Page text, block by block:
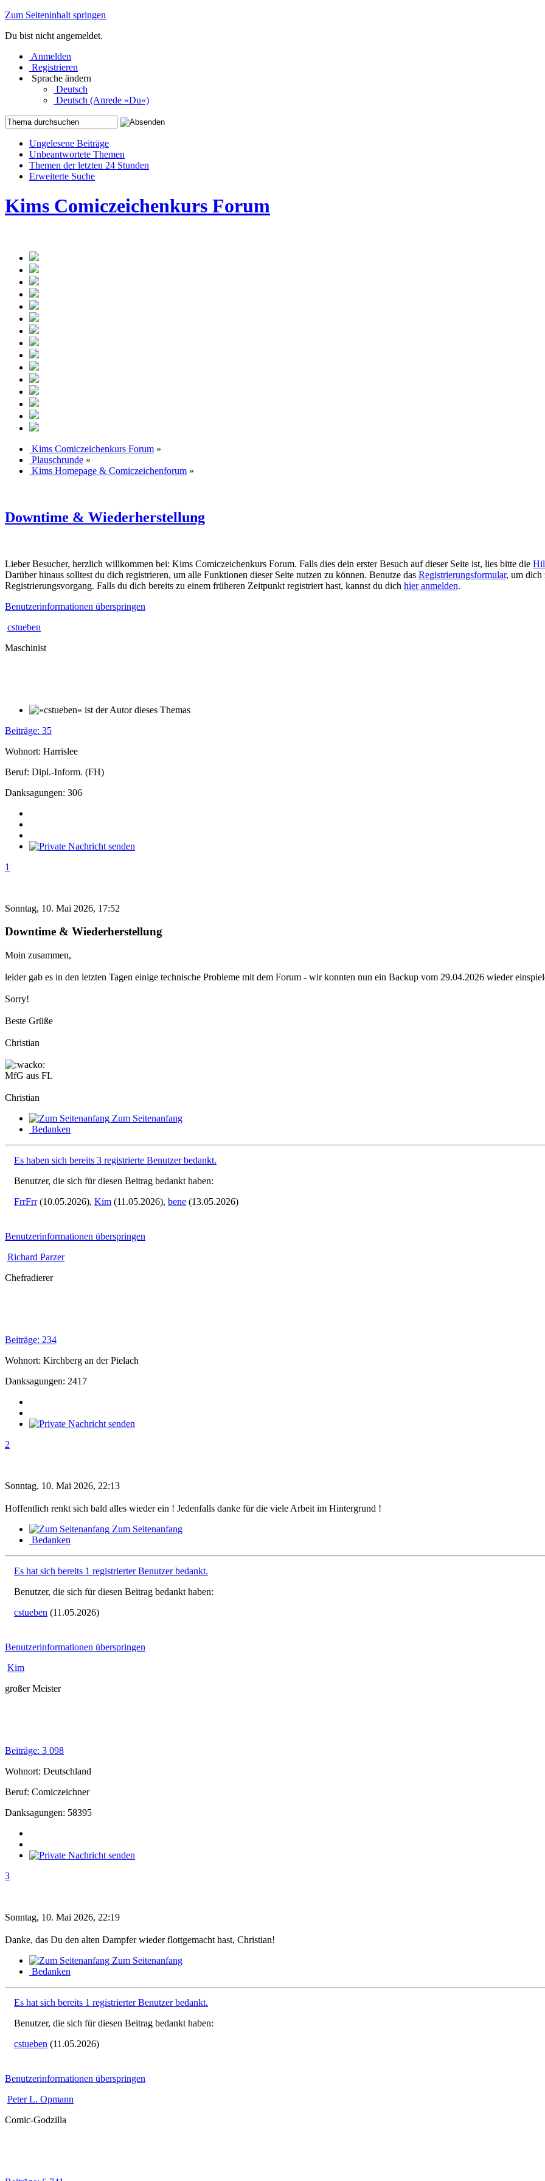
Zum Seiteninhalt springen
Du bist nicht angemeldet.
Anmelden
Registrieren
Sprache ändern
Deutsch
Deutsch (Anrede »Du«)
Ungelesene Beiträge
Unbeantwortete Themen
Themen der letzten 24 Stunden
Erweiterte Suche
Kims Comiczeichenkurs Forum
Kims Comiczeichenkurs Forum »
Plauschrunde »
Kims Homepage & Comiczeichenforum »
Downtime & Wiederherstellung
Lieber Besucher, herzlich willkommen bei: Kims Comiczeichenkurs Forum. Falls dies dein erster Besuch auf dieser Seite ist, lies bitte die
Darüber hinaus solltest du dich registrieren, um alle Funktionen dieser Seite nutzen zu können. Benutze das Registrierungsformular, um dich
Registrierungsvorgang. Falls du dich bereits zu einem früheren Zeitpunkt registriert hast, kannst du dich hier anmelden.
Benutzerinformationen überspringen
cstueben
Maschinist
Beiträge: 35
Wohnort: Harrislee
Beruf: Dipl.-Inform. (FH)
Danksagungen: 306
1
Sonntag, 10. Mai 2026, 17:52
Downtime & Wiederherstellung
Moin zusammen,
leider gab es in den letzten Tagen einige technische Probleme mit dem Forum - wir konnten nun ein Backup vom 29.04.2026 wieder
Sorry!
Beste Grüße
Christian
MfG aus FL
Christian
Zum Seitenanfang
Bedanken
Es haben sich bereits 3 registrierte Benutzer bedankt.
Benutzer, die sich für diesen Beitrag bedankt haben:
FrrFrr(10.05.2026), Kim (11.05.2026), bene (13.05.2026)
Benutzerinformationen überspringen
Richard Parzer
Chefradierer
Beiträge: 234
Wohnort: Kirchberg an der Pielach
Danksagungen: 2417
2
Sonntag, 10. Mai 2026, 22:13
Hoffentlich renkt sich bald alles wieder ein ! Jedenfalls danke für die viele Arbeit im Hintergrund !
Zum Seitenanfang
Bedanken
Es hat sich bereits 1 registrierter Benutzer bedankt.
Benutzer, die sich für diesen Beitrag bedankt haben:
cstueben (11.05.2026)
Benutzerinformationen überspringen
Kim
großer Meister
Beiträge: 3 098
Wohnort: Deutschland
Beruf: Comiczeichner
Danksagungen: 58395
3
Sonntag, 10. Mai 2026, 22:19
Danke, das Du den alten Dampfer wieder flottgemacht hast, Christian!
Zum Seitenanfang
Bedanken
Es hat sich bereits 1 registrierter Benutzer bedankt.
Benutzer, die sich für diesen Beitrag bedankt haben:
cstueben (11.05.2026)
Benutzerinformationen überspringen
Peter L. Opmann
Comic-Godzilla